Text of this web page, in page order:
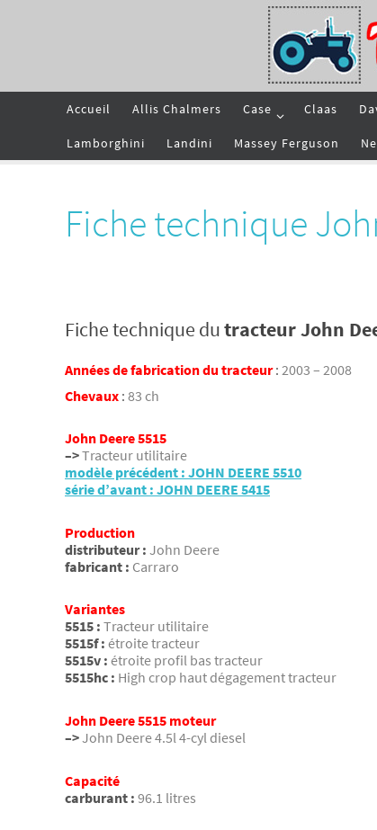
Accueil Allis Chalmers Case Claas
Lamborghini Landini Massey Ferguson
Fiche technique
Fiche technique dutracteur John
Années de fabrication du tracteur: 2003 – 2008
Chevaux : 83 ch
John Deere 5515
–>Tracteur utilitaire
modèle précédent : JOHN DEERE 5510
série d’avant : JOHN DEERE 5415
Production
distributeur : John Deere
fabricant : Carraro
Variantes
5515 : Tracteur utilitaire
5515f : étroite tracteur
5515v : étroite profil bas tracteur
5515hc : High crop haut dégagement tracteur
John Deere 5515 moteur
–>John Deere 4.5l 4-cyl diesel
Capacité
carburant : 96.1 litres